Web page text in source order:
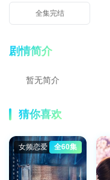
全集完结
剧情简介
暂无简介
猜你喜欢
女频恋爱 全60集